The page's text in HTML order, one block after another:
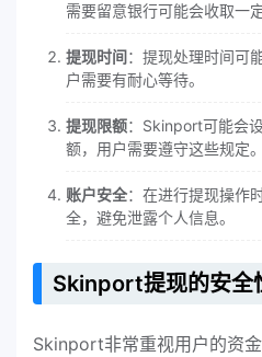
需要留意银行可能会收取一
提现时间：提现处理时间可
户需要有耐心等待。
提现限额：Skinport可能会
额，用户需要遵守这些规定。
账户安全：在进行提现操作
全，避免泄露个人信息。
Skinport提现的安全
Skinport非常重视用户的资